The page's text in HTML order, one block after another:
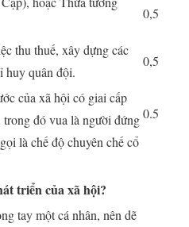
0,5
thu thuế, xây dựng các
huy quân đội.
0,5
của xã hội có giai cấp
đó vua là người đứng
là chế độ chuyên chế cổ
0.5
triển của xã hội?
tay một cá nhân, nên dẽ